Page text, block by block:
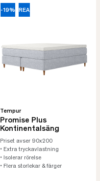
-19% REA
Tempur
Promise Plus
Kontinentalsäng
Priset avser 90x200
• Extra tryckavlastning
• Isolerar rörelse
• Flera storlekar & färger